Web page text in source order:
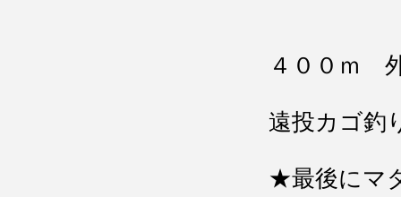
４００ｍ
遠投カゴ釣
★最後にマ